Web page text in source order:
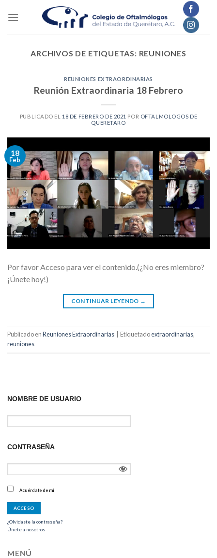
ARCHIVOS DE ETIQUETAS: REUNIONES
REUNIONES EXTRAORDINARIAS
Reunión Extraordinaria 18 Febrero
PUBLICADO EL 18 DE FEBRERO DE 2021 POR OFTALMOLOGOS DE
QUERETARO
18
Feb
Por favor Acceso para ver el contenido.(¿No eres miembro?
¡Únete hoy!)
CONTINUAR LEYENDO →
Publicado enReuniones Extraordinarias Etiquetadoextraordinarias,
reuniones
NOMBRE DE USUARIO
CONTRASEÑA
Acuérdate de mí
¿Olvidaste la contraseña?
Únete a nosotros
MENÚ